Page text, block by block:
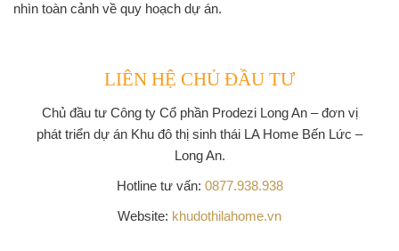
nhìn toàn cảnh về quy hoạch dự án.
LIÊN HỆ CHỦ ĐẦU TƯ
Chủ đầu tư Công ty Cổ phần Prodezi Long An– đơn vị
phát triển dự án Khu đô thị sinh thái LA Home Bến Lức –
Long An.
Hotline tư vấn: 0877.938.938
Website: khudothilahome.vn